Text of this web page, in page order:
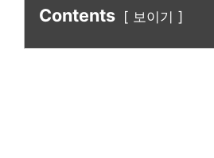
Contents 보이기